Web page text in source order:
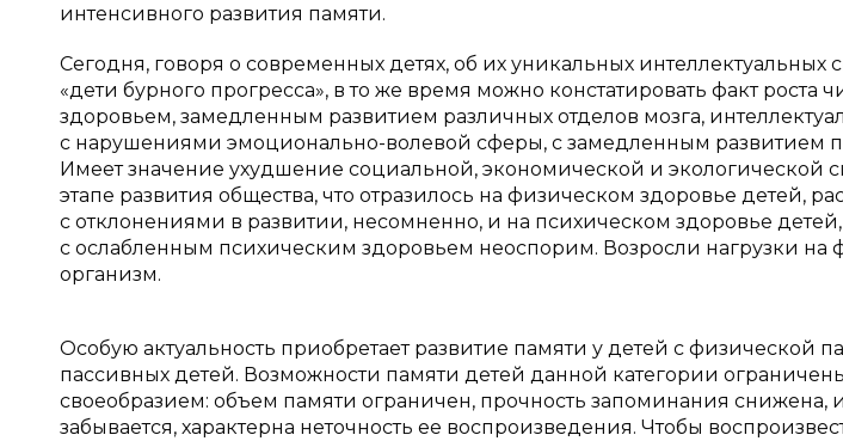
интенсивного развития памяти.
Сегодня, говоря о современных детях, об их уникальных интеллектуальных
«дети бурного прогресса», в то же время можно констатировать факт роста
здоровьем, замедленным развитием различных отделов мозга,
с нарушениями эмоционально-волевой сферы, с замедленным развитием
Имеет значение ухудшение социальной, экономической и экологической
этапе развития общества, что отразилось на физическом здоровье детей,
с отклонениями в развитии, несомненно, и на психическом здоровье
с ослабленным психическим здоровьем неоспорим. Возросли нагрузки
организм.
Особую актуальность приобретает развитие памяти у детей с физической
пассивных детей. Возможности памяти детей данной категории
своеобразием: объем памяти ограничен, прочность запоминания
забывается, характерна неточность ее воспроизведения. Чтобы